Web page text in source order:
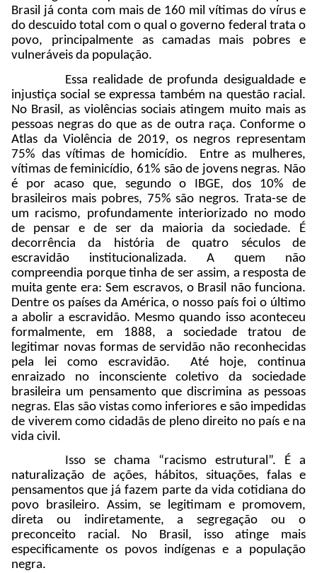
Brasil já conta com mais de 160 mil vítimas do vírus e
do descuido total com o qual o governo federal trata o
povo, principalmente as camadas mais pobres e
vulneráveis da população.
Essa realidade de profunda desigualdade e
injustiça social se expressa também na questão racial.
No Brasil, as violências sociais atingem muito mais as
pessoas negras do que as de outra raça. Conforme o
Atlas da Violência de 2019, os negros representam
75% das vítimas de homicídio. Entre as mulheres,
vítimas de feminicídio, 61% são de jovens negras. Não
é por acaso que, segundo o IBGE, dos 10% de
brasileiros mais pobres, 75% são negros. Trata-se de
um racismo, profundamente interiorizado no modo
de pensar e de ser da maioria da sociedade. É
decorrência da história de quatro séculos de
escravidão institucionalizada. A quem não
compreendia porque tinha de ser assim, a resposta de
muita gente era: Sem escravos, o Brasil não funciona.
Dentre os países da América, o nosso país foi o último
a abolir a escravidão. Mesmo quando isso aconteceu
formalmente, em 1888, a sociedade tratou de
legitimar novas formas de servidão não reconhecidas
pela lei como escravidão. Até hoje, continua
enraizado no inconsciente coletivo da sociedade
brasileira um pensamento que discrimina as pessoas
negras. Elas são vistas como inferiores e são impedidas
de viverem como cidadãs de pleno direito no país e na
vida civil.
Isso se chama “racismo estrutural”. É a
naturalização de ações, hábitos, situações, falas e
pensamentos que já fazem parte da vida cotidiana do
povo brasileiro. Assim, se legitimam e promovem,
direta ou indiretamente, a segregação ou o
preconceito racial. No Brasil, isso atinge mais
especificamente os povos indígenas e a população
negra.